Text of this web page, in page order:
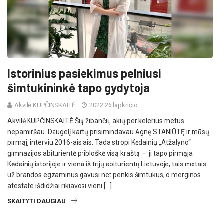
Istorinius pasiekimus pelniusi
šimtukininkė tapo gydytoja
Akvilė KUPČINSKAITĖ 2022 26 lapkričio
Akvilė KUPČINSKAITĖ Šių žibančių akių per kelerius metus
nepamiršau. Daugelį kartų prisimindavau Agnę STANIŪTĘ ir mūsų
pirmąjį interviu 2016-aisiais. Tada stropi Kėdainių „Atžalyno“
gimnazijos abiturientė pribloškė visą kraštą – ji tapo pirmąja
Kėdainių istorijoje ir viena iš trijų abiturientų Lietuvoje, tais metais
už brandos egzaminus gavusi net penkis šimtukus, o merginos
atestate išdidžiai rikiavosi vieni […]
SKAITYTI DAUGIAU